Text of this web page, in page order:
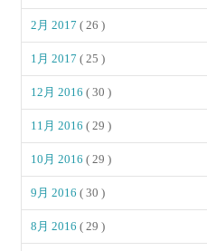
2月 2017( 26 )
1月 2017( 25 )
12月 2016( 30 )
11月 2016( 29 )
10月 2016( 29 )
9月 2016( 30 )
8月 2016( 29 )